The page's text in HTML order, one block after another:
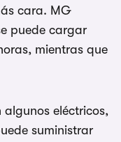
cara. MG
puede cargar
mientras que
eléctricos,
suministrar